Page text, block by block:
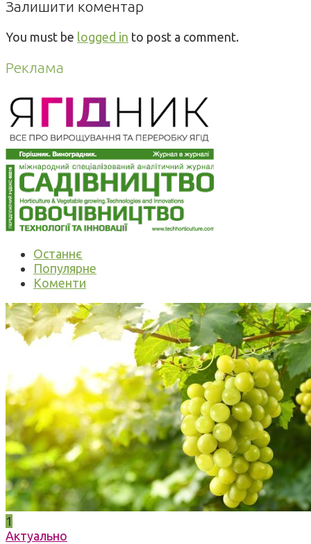
Залишити коментар
You must be logged in to post a comment.
Реклама
Останнє
Популярне
Коменти
1
Актуально